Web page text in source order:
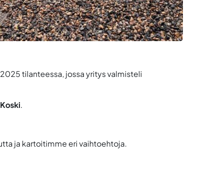
tilanteessa, jossa yritys valmisteli
.
ja kartoitimme eri vaihtoehtoja.